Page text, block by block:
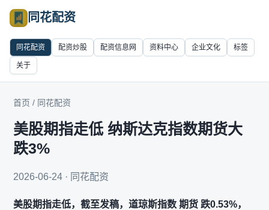
同花配资
同花配资 配资炒股 配资信息网 资料中心 企业文化 标签
关于
首页 / 同花配资
美股期指走低 纳斯达克指数期货大
跌3%
2026-06-24 · 同花配资
美股期指走低，截至发稿，道琼斯指数 期货 跌0.53%，